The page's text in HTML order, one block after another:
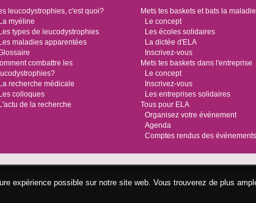
leucodystrophies, c'est quoi?
La myéline
Les types de leucodystrophies
Les maladies apparentées
combattre les
La recherche médicale
Les colloques
L'actu de la recherche
Mets tes baskets et bats la maladie
Le concept
Les écoles solidaires
La dictée d'ELA
Inscrivez-vous
Mets tes baskets dans l'entreprise
Le concept
Inscrivez-vous
Les entreprises solidaires
Tous pour ELA
Organisez votre événement
Agenda
Comptes rendus des événements
expérience possible sur notre site web. Vous trouverez de plus